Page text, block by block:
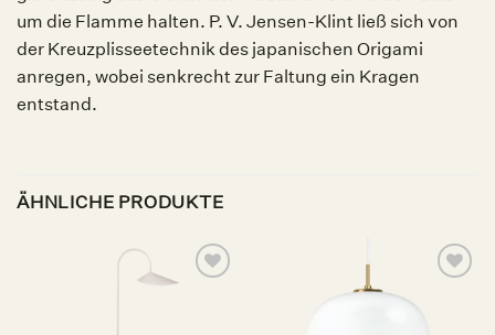
um die Flamme halten. P. V. Jensen-Klint ließ sich von
der Kreuzplisseetechnik des japanischen Origami
anregen, wobei senkrecht zur Faltung ein Kragen
entstand.
ÄHNLICHE PRODUKTE
Wunschliste